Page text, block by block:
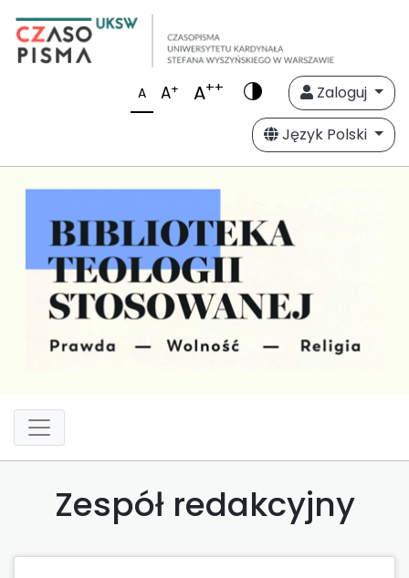
A A+ A++
Zaloguj
Język Polski
Zespół redakcyjny